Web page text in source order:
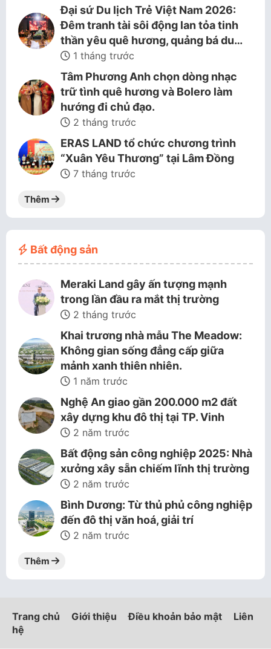
Đại sứ Du lịch Trẻ Việt Nam 2026:
Đêm tranh tài sôi động lan tỏa tinh
thần yêu quê hương, quảng bá du…
1 tháng trước
Tâm Phương Anh chọn dòng nhạc
trữ tình quê hương và Bolero làm
hướng đi chủ đạo.
2 tháng trước
ERAS LAND tổ chức chương trình
“Xuân Yêu Thương” tại Lâm Đồng
7 tháng trước
Thêm
Bất động sản
Meraki Land gây ấn tượng mạnh
trong lần đầu ra mắt thị trường
2 tháng trước
Khai trương nhà mẫu The Meadow:
Không gian sống đẳng cấp giữa
mảnh xanh thiên nhiên.
1 năm trước
Nghệ An giao gần 200.000 m2 đất
xây dựng khu đô thị tại TP. Vinh
2 năm trước
Bất động sản công nghiệp 2025: Nhà
xưởng xây sẵn chiếm lĩnh thị trường
2 năm trước
Bình Dương: Từ thủ phủ công nghiệp
đến đô thị văn hoá, giải trí
2 năm trước
Thêm
Trang chủ Giới thiệu Điều khoản bảo mật
Liên
hệ